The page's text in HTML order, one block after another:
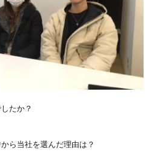
たか？
ら当社を選んだ理由は？